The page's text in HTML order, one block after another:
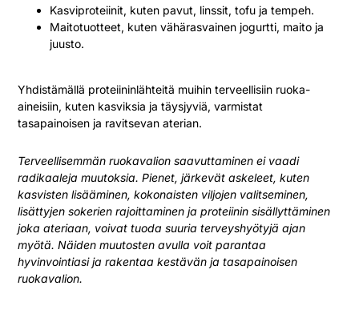
Kasviproteiinit, kuten pavut, linssit, tofu ja tempeh.
Maitotuotteet, kuten vähärasvainen jogurtti, maito ja
juusto.
Yhdistämällä proteiininlähteitä muihin terveellisiin ruoka-
aineisiin, kuten kasviksia ja täysjyviä, varmistat
tasapainoisen ja ravitsevan aterian.
Terveellisemmän ruokavalion saavuttaminen ei vaadi
radikaaleja muutoksia. Pienet, järkevät askeleet, kuten
kasvisten lisääminen, kokonaisten viljojen valitseminen,
lisättyjen sokerien rajoittaminen ja proteiinin sisällyttäminen
joka ateriaan, voivat tuoda suuria terveyshyötyjä ajan
myötä. Näiden muutosten avulla voit parantaa
hyvinvointiasi ja rakentaa kestävän ja tasapainoisen
ruokavalion.